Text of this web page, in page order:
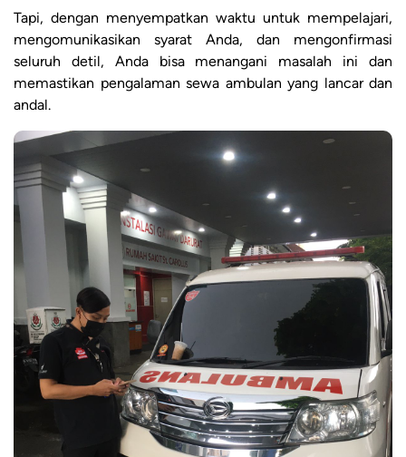
Tapi, dengan menyempatkan waktu untuk mempelajari,
mengomunikasikan syarat Anda, dan mengonfirmasi
seluruh detil, Anda bisa menangani masalah ini dan
memastikan pengalaman sewa ambulan yang lancar dan
andal.